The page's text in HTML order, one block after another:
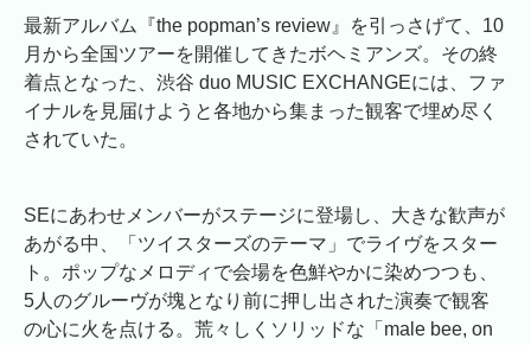
最新アルバム『the popman’s review』を引っさげて、10
月から全国ツアーを開催してきたボヘミアンズ。その終
着点となった、渋谷 duo MUSIC EXCHANGEには、ファ
イナルを見届けようと各地から集まった観客で埋め尽く
されていた。
SEにあわせメンバーがステージに登場し、大きな歓声が
あがる中、「ツイスターズのテーマ」でライヴをスター
ト。ポップなメロディで会場を色鮮やかに染めつつも、
5人のグルーヴが塊となり前に押し出された演奏で観客
の心に火を点ける。荒々しくソリッドな「male bee, on